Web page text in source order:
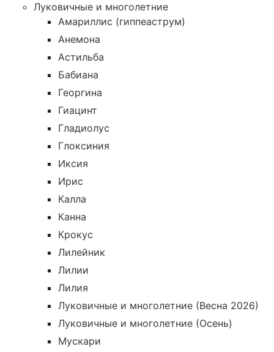
Луковичные и многолетние
Амариллис (гиппеаструм)
Анемона
Астильба
Бабиана
Георгина
Гиацинт
Гладиолус
Глоксиния
Иксия
Ирис
Калла
Канна
Крокус
Лилейник
Лилии
Лилия
Луковичные и многолетние (Весна 2026)
Луковичные и многолетние (Осень)
Мускари